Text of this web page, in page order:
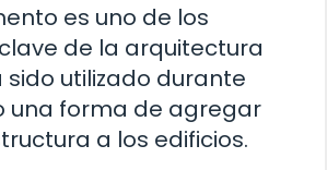
es uno de los
de la arquitectura
sido utilizado durante
una forma de agregar
a los edificios.